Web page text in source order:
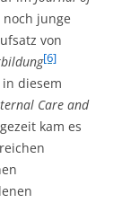
junge
von
[6]
diesem
Care and
kam es